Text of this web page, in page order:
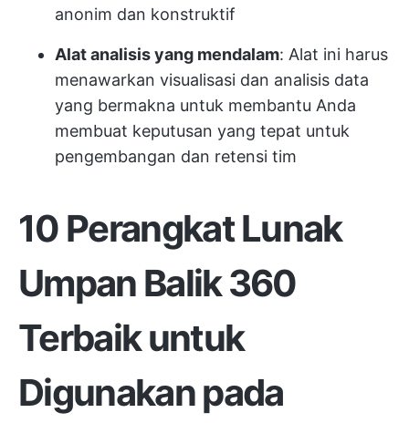
anonim dan konstruktif
Alat analisis yang mendalam: Alat ini harus
menawarkan visualisasi dan analisis data
yang bermakna untuk membantu Anda
membuat keputusan yang tepat untuk
pengembangan dan retensi tim
10 Perangkat Lunak
Umpan Balik 360
Terbaik untuk
Digunakan pada